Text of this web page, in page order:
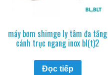
máy bơm shimge ly tâm đa tầng
cánh trục ngang inox bl(t)2
Đọc tiếp